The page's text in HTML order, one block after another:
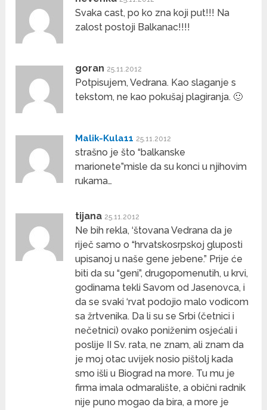
Svaka cast, po ko zna koji put!!! Na
zalost postoji Balkanac!!!!
goran 25.11.2012
Potpisujem, Vedrana. Kao slaganje s
tekstom, ne kao pokušaj plagiranja. 🙂
Malik-Kula11 25.11.2012
strašno je što “balkanske
marionete”misle da su konci u njihovim
rukama…
tijana 25.11.2012
Ne bih rekla, ‘štovana Vedrana da je
riječ samo o “hrvatskosrpskoj gluposti
upisanoj u naše gene jebene.” Prije će
biti da su “geni”, drugopomenutih, u krvi,
godinama tekli Savom od Jasenovca, i
da se svaki ‘rvat podojio malo vodicom
sa žrtvenika. Da li su se Srbi (četnici i
nečetnici) ovako poniženim osjećali i
poslije II Sv. rata, ne znam, ali znam da
je moj otac uvijek nosio pištolj kada
smo išli u Biograd na more. Tu mu je
firma imala odmaralište, a obični radnik
nije puno mogao da bira, a more je